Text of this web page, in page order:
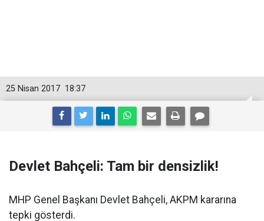
18:37
25 Nisan 2017
Devlet Bahçeli: Tam bir densizlik!
MHP Genel Başkanı Devlet Bahçeli, AKPM kararına
tepki gösterdi.